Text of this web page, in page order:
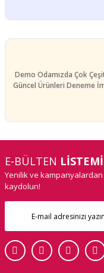
Demo Odamızda Çok
Güncel Ürünleri Deneme
E-BÜLTEN
Yenilik ve
kaydolun!